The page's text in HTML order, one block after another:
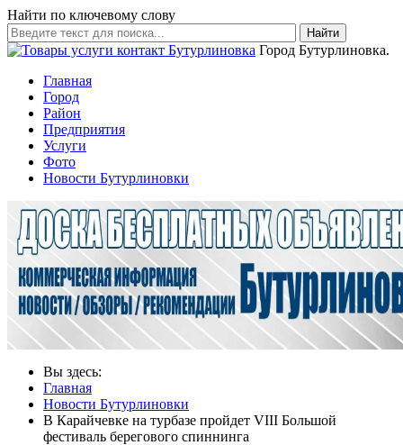
Найти по ключевому слову
Найти
Город Бутурлиновка.
Главная
Город
Район
Предприятия
Услуги
Фото
Новости Бутурлиновки
Вы здесь:
Главная
Новости Бутурлиновки
В Карайчевке на турбазе пройдет VIII Большой
фестиваль берегового спиннинга